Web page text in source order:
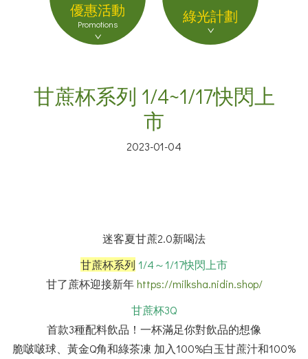
優惠活動
Promotions 綠光計劃
甘蔗杯系列 1/4~1/17快閃上
市
2023-01-04
迷客夏甘蔗2.0新喝法
甘蔗杯系列 1/4～1/17快閃上市
甘了蔗杯迎接新年https://milksha.nidin.shop/
甘蔗杯3Q
首款3種配料飲品！一杯滿足你對飲品的想像
脆啵啵球、黃金Q角和綠茶凍 加入100%白玉甘蔗汁和100%